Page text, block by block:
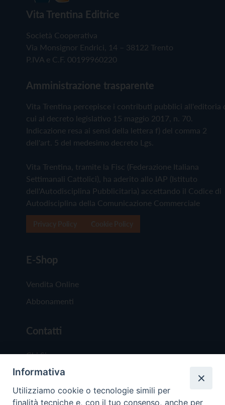
Vita Trentina Editrice
Società Cooperativa
Via Monsignor Endrici, 14 – 38122 Trento
P.IVA e C.F. 00199960220
Amministrazione trasparente
Vita Trentina percepisce i contributi pubblici all'editoria
cui al decreto legislativo 15 maggio 2017, n. 70.
Indicazione resa ai sensi della lettera f) del comma 2
dell'art. 5 del medesimo decreto Lgs.
Vita Trentina, tramite la Fisc (Federazione Italiana
Settimanali Cattolici), ha aderito allo IAP (Istituto
dell'Autodisciplina Pubblicitaria) accettando il Codice di
Autodisciplina della Comunicazione Commerciale
E-Shop
Vendita Online
Abbonamenti
Contatti
Chi Siamo
Redazione
Scrivici
Informativa
Utilizziamo cookie o tecnologie simili per
finalità tecniche e, con il tuo consenso, anche per